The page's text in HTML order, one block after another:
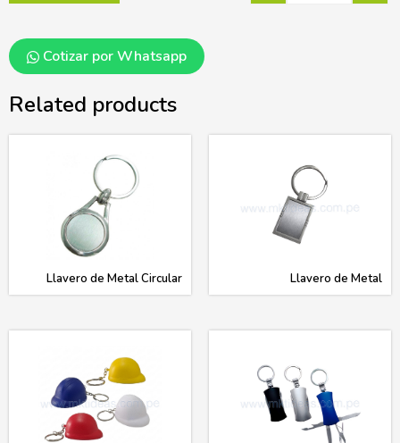
Cotizar por Whatsapp
Related products
Llavero de Metal Circular Llavero de Metal